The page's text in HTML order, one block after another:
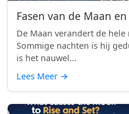
Fasen van de Maan
De Maan verandert de
Sommige nachten is hij
is het nauwel...
Lees Meer →